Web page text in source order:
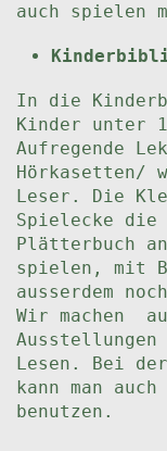
auch spielen
In die
Kinder unter
Aufregende
Hörkasetten/
Leser. Die
Spielecke
Plätterbuch
spielen, mit
ausserdem
Wir machen
Lesen. Bei
kann man
benutzen.